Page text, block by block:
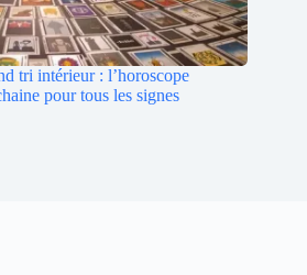
tri intérieur : l’horoscope
pour tous les signes